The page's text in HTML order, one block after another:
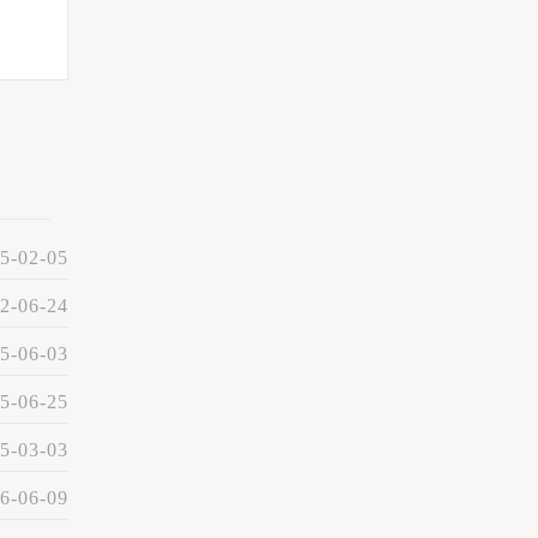
02-05
06-24
06-03
06-25
03-03
06-09